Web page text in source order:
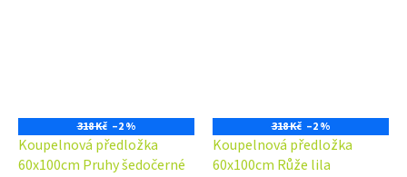
318 Kč –2 %
Koupelnová předložka
60x100cm Pruhy šedočerné
318 Kč –2 %
Koupelnová předložka
60x100cm Růže lila